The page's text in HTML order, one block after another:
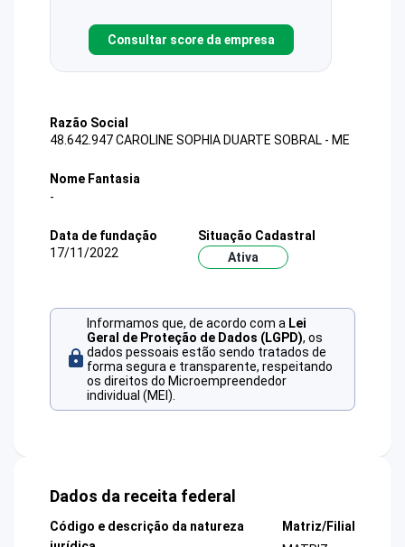
Consultar score da empresa
Razão Social
48.642.947 CAROLINE SOPHIA DUARTE SOBRAL - ME
Nome Fantasia
-
Data de fundação
17/11/2022
Situação Cadastral
Ativa
Informamos que, de acordo com a Lei
Geral de Proteção de Dados (LGPD), os
dados pessoais estão sendo tratados de
forma segura e transparente, respeitando
os direitos do Microempreendedor
individual (MEI).
Dados da receita federal
Código e descrição da natureza
Matriz/Filial